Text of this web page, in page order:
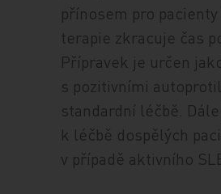
přínosem pro
terapie zkracuje čas
Přípravek je určen
s pozitivními
standardní léčbě.
k léčbě dospělých
v případě aktivního